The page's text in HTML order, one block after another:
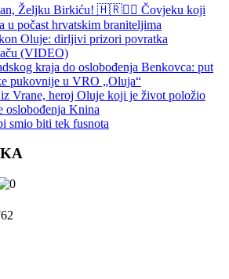
Željku Birkiću! 🇭🇷🏃‍♂️ Čovjeku koji
u počast hrvatskim braniteljima
Oluje: dirljivi prizori povratka
(VIDEO)
kraja do oslobođenja Benkovca: put
pukovnije u VRO „Oluja“
Vrane, heroj Oluje koji je život položio
oslobođenja Knina
smio biti tek fusnota